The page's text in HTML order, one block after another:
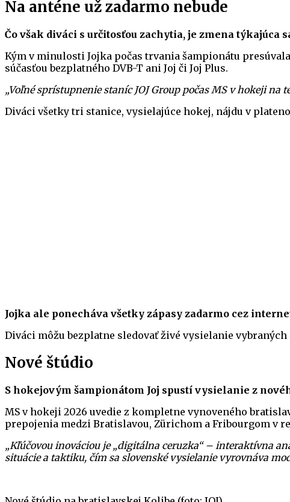
Na anténe už zadarmo nebude
Čo však diváci s určitosťou zachytia, je zmena týkajúca
Kým v minulosti Jojka počas trvania šampionátu
súčasťou bezplatného DVB-T ani Joj či Joj Plus.
„Voľné sprístupnenie staníc JOJ Group počas MS v hokeji na
Diváci všetky tri stanice, vysielajúce hokej, nájdu v
Jojka ale ponecháva všetky zápasy zadarmo cez
Diváci môžu bezplatne sledovať živé vysielanie
Nové štúdio
S hokejovým šampionátom Joj spustí vysielanie z
MS v hokeji 2026 uvedie z kompletne vynoveného
prepojenia medzi Bratislavou, Zürichom a Fribourgom v
„Kľúčovou inováciou je „digitálna ceruzka“ – interaktívna
situácie a taktiku, čím sa slovenské vysielanie vyrovnáva